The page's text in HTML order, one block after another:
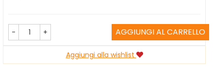
- + AGGIUNGI AL CARRELLO
Aggiungi alla wishlist